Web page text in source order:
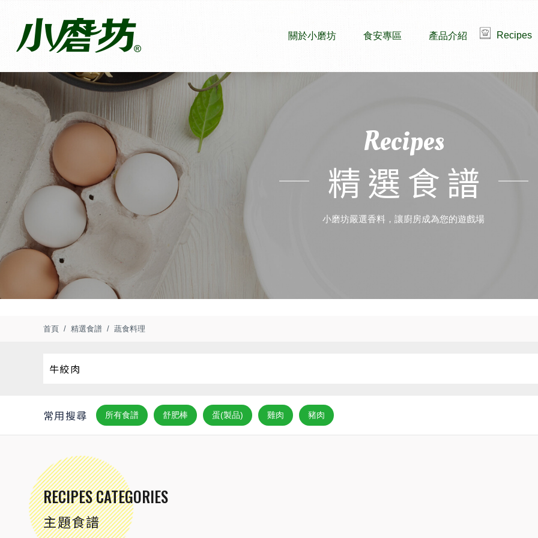
關於小磨坊 食安專區 產品介紹 Recipes
Recipes
精選食譜
小磨坊嚴選香料，讓廚房成為您的遊戲場
首頁 精選食譜 蔬食料理
常用搜尋 所有食譜 舒肥棒 蛋(製品) 雞肉 豬肉
RECIPES CATEGORIES
主題食譜